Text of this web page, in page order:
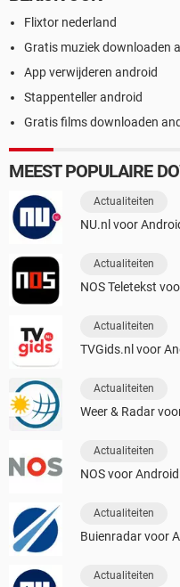
Flixtor nederland
Gratis muziek downloaden
App verwijderen android
Stappenteller android
Gratis films downloaden
MEEST POPULAIRE
Actualiteiten
NU.nl voor
Actualiteiten
NOS Teletekst
Actualiteiten
TVGids.nl voor
Actualiteiten
Weer & Radar
Actualiteiten
NOS voor Android
Actualiteiten
Buienradar voor
Actualiteiten